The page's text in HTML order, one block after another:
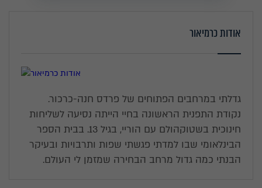
אודות כרמיאור
גדלתי במרחבים הפתוחים של פרדס חנה-כרכור.
נקודת התפנית הראשונה בחיי הייתה נסיעה לשליחות
חינוכית בשטוקהולם עם הוריי, בגיל 13. בבית הספר
הבינלאומי שבו למדתי פגשתי שפות ותרבויות ובעיקר
הבנתי כמה גדול מרחב הבחירה שמזמן לי העולם.